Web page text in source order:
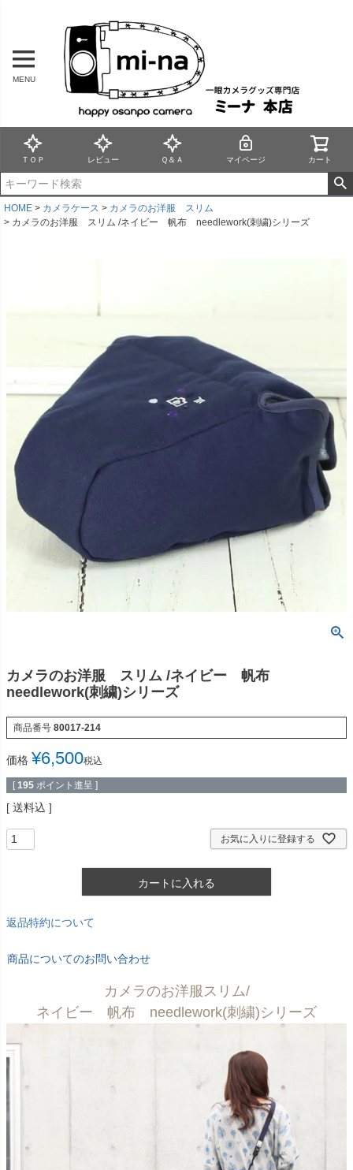
MENU
ＴＯＰ レビュー Ｑ＆Ａ マイページ カート
HOME カメラケース
カメラのお洋服 スリム
カメラのお洋服 スリム /ネイビー 帆布 needlework(刺繍)シリーズ
カメラのお洋服 スリム /ネイビー 帆布
needlework(刺繍)シリーズ
商品番号 80017-214
価格 ¥6,500税込
[ 195 ポイント進呈 ]
送料込
お気に入りに登録する
カートに入れる
返品特約について
商品についてのお問い合わせ
カメラのお洋服スリム/
ネイビー 帆布 needlework(刺繍)シリーズ